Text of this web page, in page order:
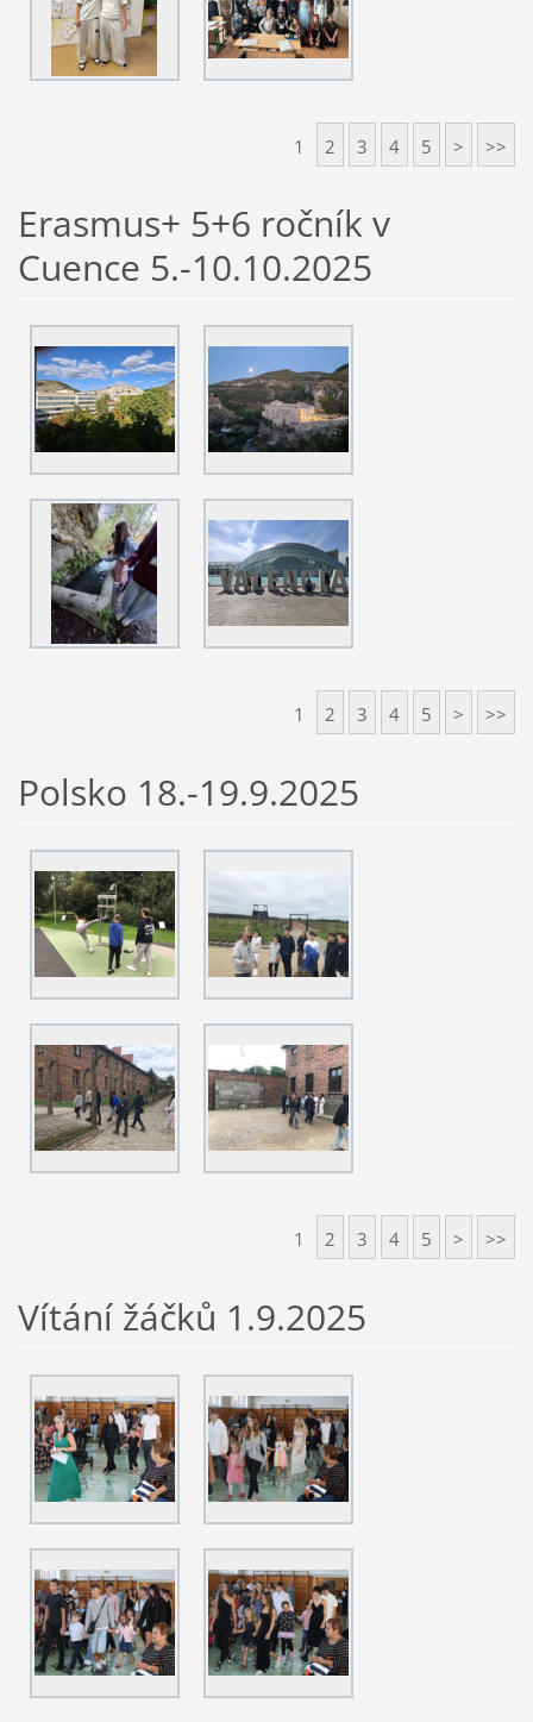
1 2 3 4 5 > >>
Erasmus+ 5+6 ročník v
Cuence 5.-10.10.2025
1 2 3 4 5 > >>
Polsko 18.-19.9.2025
1 2 3 4 5 > >>
Vítání žáčků 1.9.2025